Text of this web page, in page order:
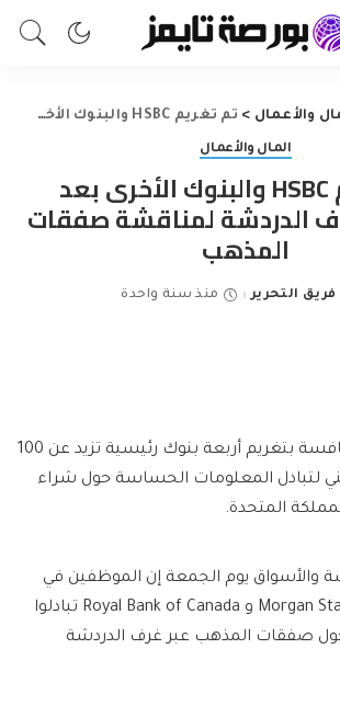
والأعمال > تم تغريم HSBC والبنوك الأخرى بعد استخدام غرف الدردشة لمناقشة صفقات المذهب
المال والأعمال
تم تغريم HSBC والبنوك الأخرى بعد
الدردشة لمناقشة صفقات
المذهب
Posted
فريق التحرير منذ سنة واحدة
قامت منظمو المنافسة بتغريم أربعة بنوك رئيسية تزيد عن 100
لتبادل المعلومات الحساسة حول شراء
المتحدة.
والأسواق يوم الجمعة إن الموظفين في
CITI و HSBC و Morgan Stanley و Royal Bank of Canada تبادلوا
صفقات المذهب عبر غرف الدردشة